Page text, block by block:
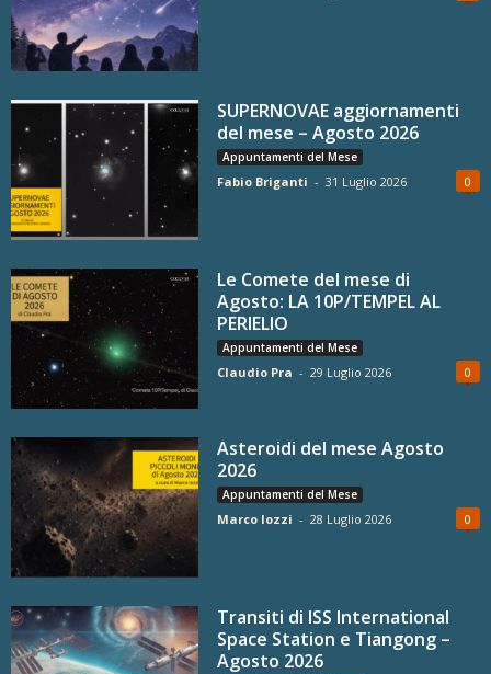
SUPERNOVAE aggiornamenti
del mese – Agosto 2026
Appuntamenti del Mese
Fabio Briganti - 31 Luglio 2026 0
Le Comete del mese di
Agosto: LA 10P/TEMPEL AL
PERIELIO
Appuntamenti del Mese
Claudio Pra - 29 Luglio 2026 0
Asteroidi del mese Agosto
2026
Appuntamenti del Mese
Marco Iozzi - 28 Luglio 2026 0
Transiti di ISS International
Space Station e Tiangong –
Agosto 2026